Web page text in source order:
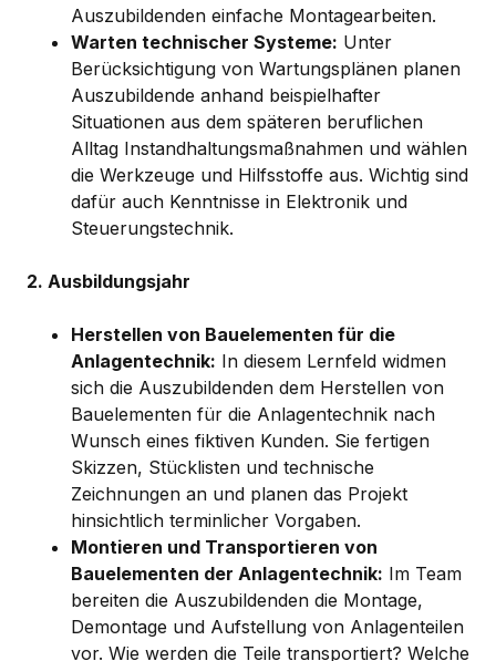
Auszubildenden einfache Montagearbeiten.
Warten technischer Systeme: Unter
Berücksichtigung von Wartungsplänen planen
Auszubildende anhand beispielhafter
Situationen aus dem späteren beruflichen
Alltag Instandhaltungsmaßnahmen und wählen
die Werkzeuge und Hilfsstoffe aus. Wichtig sind
dafür auch Kenntnisse in Elektronik und
Steuerungstechnik.
2. Ausbildungsjahr
Herstellen von Bauelementen für die
Anlagentechnik: In diesem Lernfeld widmen
sich die Auszubildenden dem Herstellen von
Bauelementen für die Anlagentechnik nach
Wunsch eines fiktiven Kunden. Sie fertigen
Skizzen, Stücklisten und technische
Zeichnungen an und planen das Projekt
hinsichtlich terminlicher Vorgaben.
Montieren und Transportieren von
Bauelementen der Anlagentechnik: Im Team
bereiten die Auszubildenden die Montage,
Demontage und Aufstellung von Anlagenteilen
vor. Wie werden die Teile transportiert? Welche